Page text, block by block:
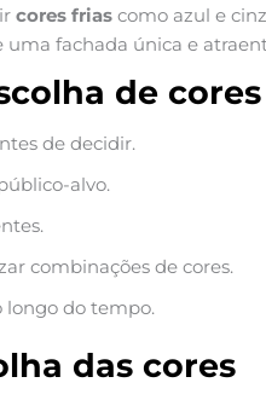
cores frias como azul e
uma fachada única e
de cores
de decidir.
alvo.
combinações de cores.
longo do tempo.
das cores